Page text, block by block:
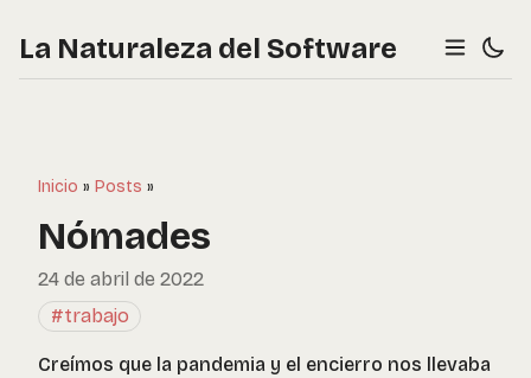
La Naturaleza del Software
Inicio » Posts »
Nómades
24 de abril de 2022
#trabajo
Creímos que la pandemia y el encierro nos llevaba